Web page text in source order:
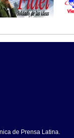
de Prensa Latina.